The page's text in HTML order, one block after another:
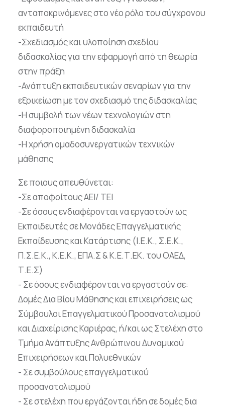
ανταποκρινόμενες στο νέο ρόλο του σύγχρονου
εκπαιδευτή
-Σχεδιασμός και υλοποίηση σχεδίου
διδασκαλίας για την εφαρμογή από τη θεωρία
στην πράξη
-Ανάπτυξη εκπαιδευτικών σεναρίων για την
εξοικείωση με τον σχεδιασμό της διδασκαλίας
-Η συμβολή των νέων τεχνολογιών στη
διαφοροποιημένη διδασκαλία
-Η χρήση ομαδοσυνεργατικών τεχνικών
μάθησης
Σε ποιους απευθύνεται:
-Σε αποφοίτους ΑΕΙ/ ΤΕΙ
-Σε όσους ενδιαφέρονται να εργαστούν ως
Εκπαιδευτές σε Μονάδες Επαγγελματικής
Εκπαίδευσης και Κατάρτισης (Ι.Ε.Κ., Σ.Ε.Κ.,
Π.Σ.Ε.Κ., Κ.Ε.Κ., ΕΠΑ.Σ & Κ.Ε.Τ.ΕΚ. του ΟΑΕΔ,
Τ.Ε.Σ)
- Σε όσους ενδιαφέρονται να εργαστούν σε:
Δομές Δια Βίου Μάθησης και επιχειρήσεις ως
Σύμβουλοι Επαγγελματικού Προσανατολισμού
και Διαχείρισης Καριέρας, ή/και ως Στελέχη στο
Τμήμα Ανάπτυξης Ανθρώπινου Δυναμικού
Επιχειρήσεων και Πολυεθνικών
- Σε συμβούλους επαγγελματικού
προσανατολισμού
- Σε στελέχη που εργάζονται ήδη σε δομές δια